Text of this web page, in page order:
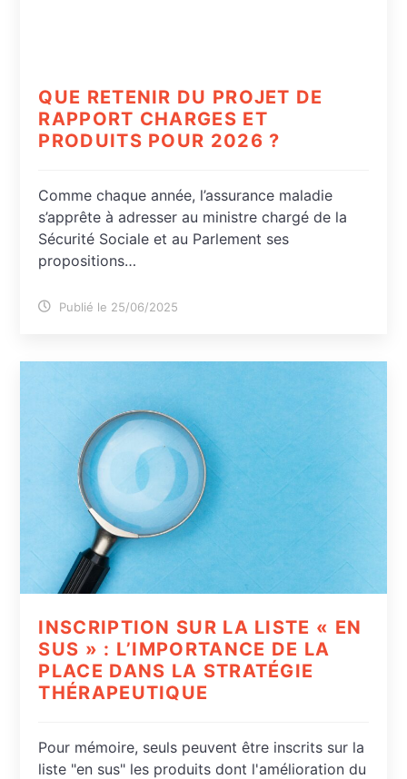
QUE RETENIR DU PROJET DE
RAPPORT CHARGES ET
PRODUITS POUR 2026 ?
Comme chaque année, l’assurance maladie
s’apprête à adresser au ministre chargé de la
Sécurité Sociale et au Parlement ses
propositions…
Publié le 25/06/2025
INSCRIPTION SUR LA LISTE « EN
SUS » : L’IMPORTANCE DE LA
PLACE DANS LA STRATÉGIE
THÉRAPEUTIQUE
Pour mémoire, seuls peuvent être inscrits sur la
liste "en sus" les produits dont l'amélioration du